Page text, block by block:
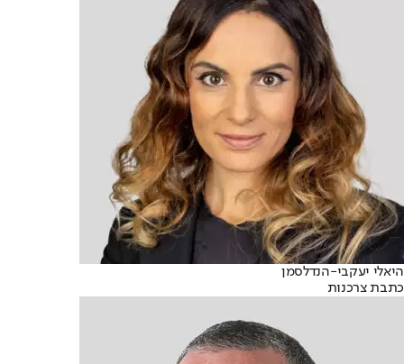
היאלי יעקבי-הנדלסמן
כתבת צרכנות